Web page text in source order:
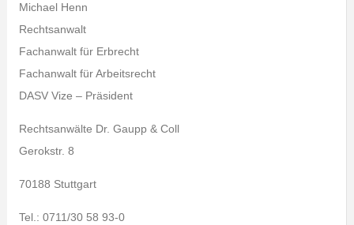
Michael Henn
Rechtsanwalt
Fachanwalt für Erbrecht
Fachanwalt für Arbeitsrecht
DASV Vize – Präsident
Rechtsanwälte Dr. Gaupp & Coll
Gerokstr. 8
70188 Stuttgart
Tel.: 0711/30 58 93-0